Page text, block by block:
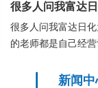
很多人问我富达
很多人问我富达日
的老师都是自己经
新闻中